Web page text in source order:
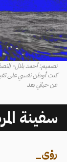
تصميم: أحمد بلال-
كنت أوطن نفسي على تقبل
عن حياتي بعد
سفينة
رؤى_